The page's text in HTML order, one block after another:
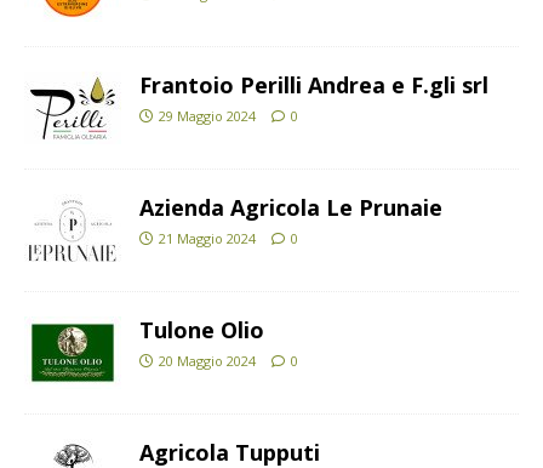
Frantoio Perilli Andrea e F.gli srl
29 Maggio 2024 0
Azienda Agricola Le Prunaie
21 Maggio 2024 0
Tulone Olio
20 Maggio 2024 0
Agricola Tupputi